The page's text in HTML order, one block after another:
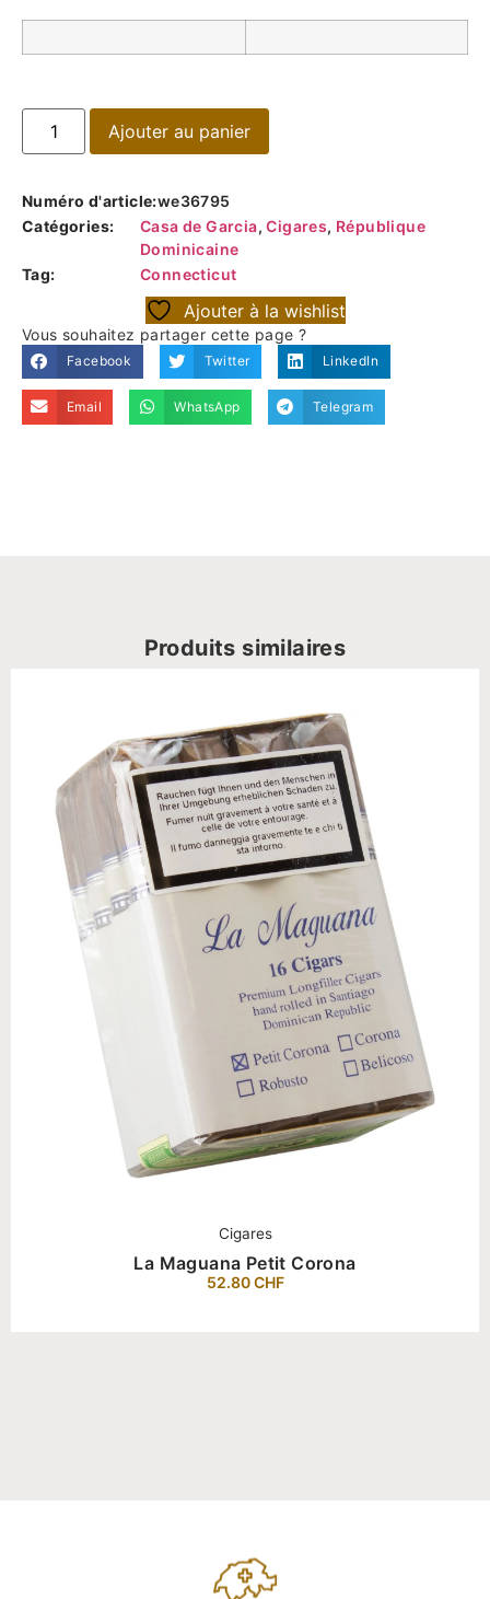
Ajouter au panier
Numéro d'article:we36795
Catégories:
Casa de Garcia,Cigares, République
Dominicaine
Tag:
Connecticut
Ajouter à la wishlist
Vous souhaitez partager cette page ?
Facebook Twitter LinkedIn
Email WhatsApp Telegram
Produits similaires
Cigares
La Maguana Petit Corona
52.80CHF